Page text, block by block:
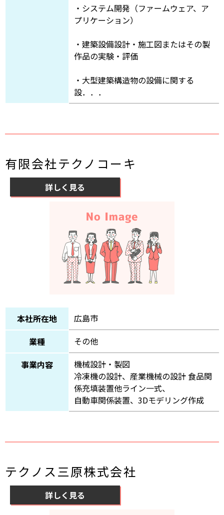
・システム開発（ファームウェア、ア
プリケーション）
・建築設備設計・施工図またはその製
作品の実験・評価
・大型建築構造物の設備に関する
設．．．
有限会社テクノコーキ
詳しく見る
本社所在地
広島市
業種
その他
事業内容
機械設計・製図
冷凍機の設計、産業機械の設計 食品関
係充填装置他ライン一式、
自動車関係装置、3Dモデリング作成
テクノス三原株式会社
詳しく見る